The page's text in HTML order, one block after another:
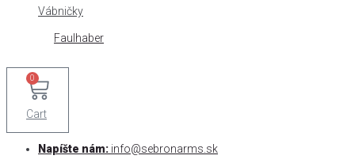
Vábničky
Faulhaber
0
Cart
Napíšte nám: info@sebronarms.sk